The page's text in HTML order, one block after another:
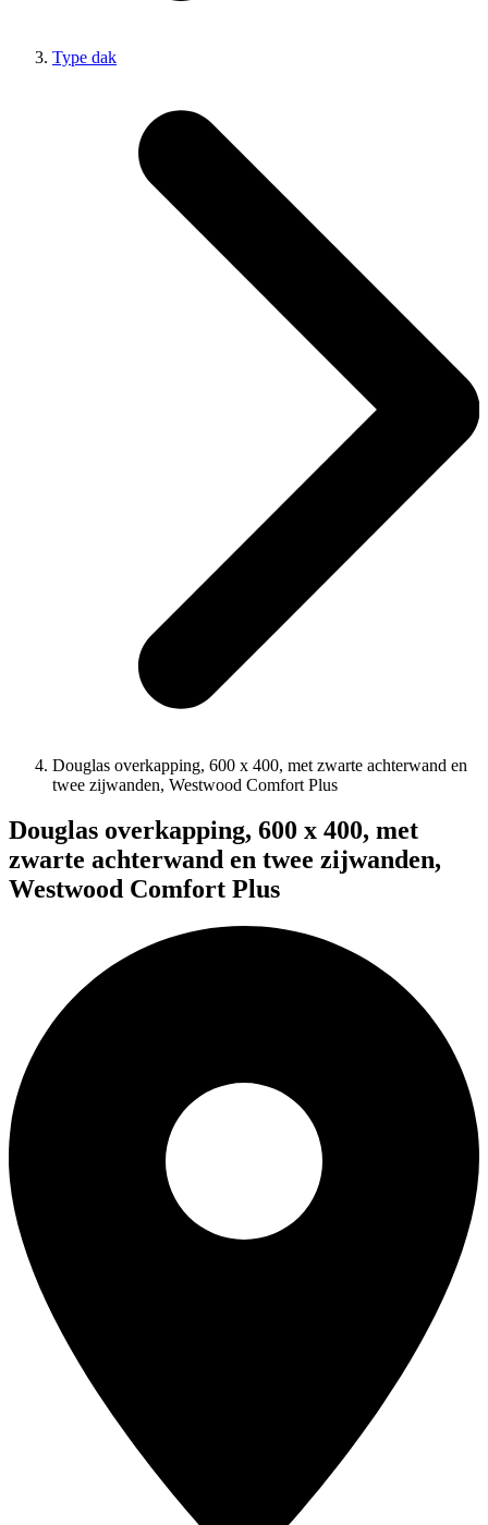
Type dak
Douglas overkapping, 600 x 400, met zwarte achterwand en
twee zijwanden, Westwood Comfort Plus
Douglas overkapping, 600 x 400, met
zwarte achterwand en twee zijwanden,
Westwood Comfort Plus